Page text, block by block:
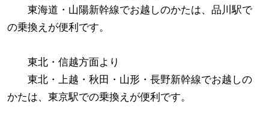
東海道・山陽新幹線でお越しのかたは、品川駅で
の乗換えが便利です。
東北・信越方面より
東北・上越・秋田・山形・長野新幹線でお越しの
かたは、東京駅での乗換えが便利です。